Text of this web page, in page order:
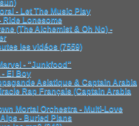
- Let The Music Play
Ride Lonesome
(The Alchemist & Oh No) -
les vidéos (7559)
- "Junkfood"
- Ei Boy
Asiatique & Captain Arabia
Rap Français (Captain Arabia
Mortal Orchestra - Multi-Love
- Buried Plans